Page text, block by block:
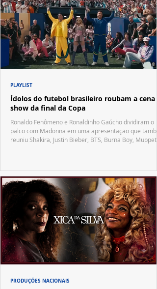
Ídolos do futebol brasileiro roubam a cena
show da final da Copa
Ronaldo Fenômeno e Ronaldinho Gaúcho dividiram o
palco com Madonna em uma apresentação que
reuniu Shakira, Justin Bieber, BTS, Burna Boy, Muppets,
PLAYLIST
PRODUÇÕES NACIONAIS